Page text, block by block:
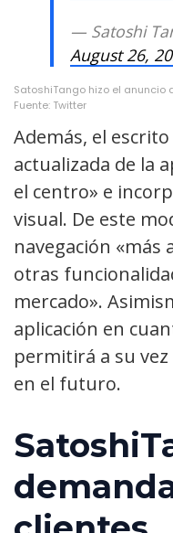
— Satoshi
August 26,
SatoshiTango hizo el anuncio
Fuente: Twitter
Además, el
actualizada de la
el centro» e
visual. De este
navegación «más
otras
mercado».
aplicación en
permitirá a su
en el futuro.